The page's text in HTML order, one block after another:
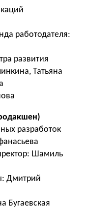
работодателя:
развития
Татьяна
разработок
Шамиль
Дмитрий
Бугаевская